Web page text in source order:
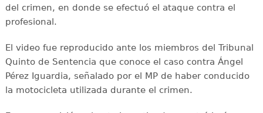
del crimen, en donde se efectuó el ataque contra el
profesional.
El video fue reproducido ante los miembros del Tribunal
Quinto de Sentencia que conoce el caso contra Ángel
Pérez Iguardia, señalado por el MP de haber conducido
la motocicleta utilizada durante el crimen.